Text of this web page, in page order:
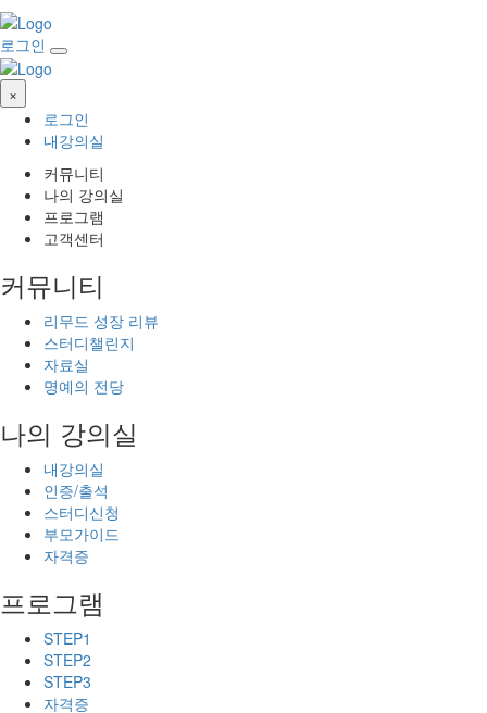
로그인
×
로그인
내강의실
커뮤니티
나의 강의실
프로그램
고객센터
커뮤니티
리무드 성장 리뷰
스터디챌린지
자료실
명예의 전당
나의 강의실
내강의실
인증/출석
스터디신청
부모가이드
자격증
프로그램
STEP1
STEP2
STEP3
자격증